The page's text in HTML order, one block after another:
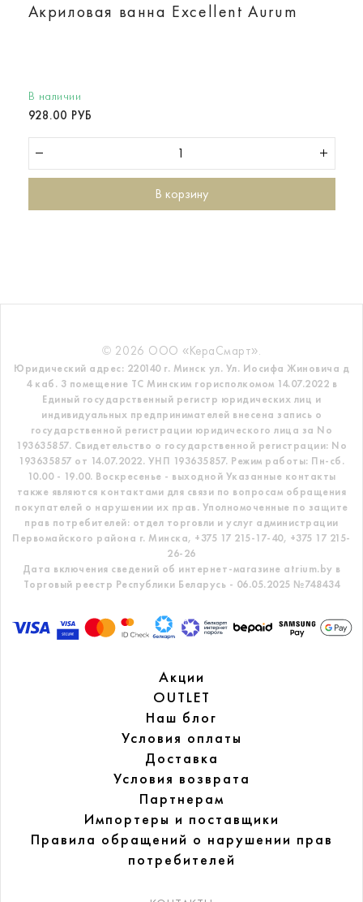
Акриловая ванна Excellent Aurum
В наличии
928.00 РУБ
В корзину
© 2026 ООО «КераСмарт».
Юридический адрес: 220140 г. Минск ул. Ул. Иосифа Жиновича д
4 каб. 3 помещение ТС Минским горисполкомом 14.07.2022 в
Единый государственный регистр юридических лиц и
индивидуальных предпринимателей внесена запись о
государственной регистрации юридического лица за No
193635857. Свидетельство о государственной регистрации: No
193635857 от 14.07.2022. УНП 193635857. Режим работы: Пн-сб.
10.00 - 19.00. Воскресенье - выходной Указанные контакты
также являются контактами для связи по вопросам обращения
покупателей о нарушении их прав. Уполномоченные по защите
прав потребителей: отдел торговли и услуг администрации
Первомайского района г. Минска, +375 17 215-17-40, +375 17 215-
26-26
Дата включения сведений об интернет-магазине atrium.by в
Торговый реестр Республики Беларусь - 06.05.2025 №748434
Акции
OUTLET
Наш блог
Условия оплаты
Доставка
Условия возврата
Партнерам
Импортеры и поставщики
Правила обращений о нарушении прав
потребителей